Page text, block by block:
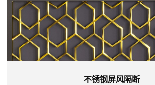
不锈钢屏风隔断